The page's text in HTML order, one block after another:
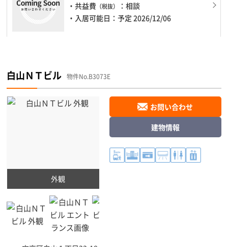
・共益費 （税抜）
：相談
・入居可能日：予定 2026/12/06
白山ＮＴビル 物件No.B3073E
外観
お問い合わせ
建物情報